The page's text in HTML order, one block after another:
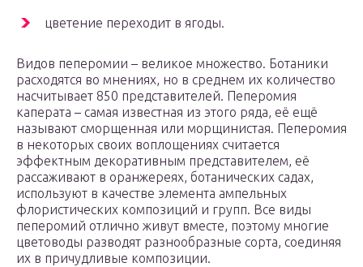
цветение переходит в ягоды.
Видов пеперомии – великое множество. Ботаники
расходятся во мнениях, но в среднем их количество
насчитывает 850 представителей. Пеперомия
каперата – самая известная из этого ряда, её ещё
называют сморщенная или морщинистая. Пеперомия
в некоторых своих воплощениях считается
эффектным декоративным представителем, её
рассаживают в оранжереях, ботанических садах,
используют в качестве элемента ампельных
флористических композиций и групп. Все виды
пеперомий отлично живут вместе, поэтому многие
цветоводы разводят разнообразные сорта, соединяя
их в причудливые композиции.